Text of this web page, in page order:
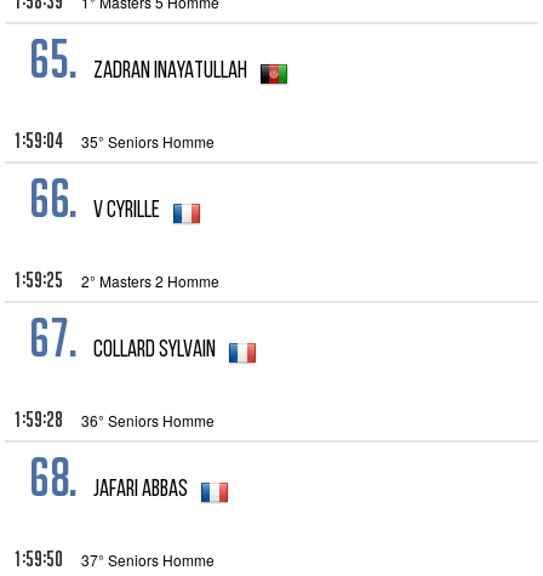
65. ZADRAN INAYATULLAH
1:59:04 35° Seniors Homme
66. V Cyrille
1:59:25 2° Masters 2 Homme
67. COLLARD Sylvain
1:59:28 36° Seniors Homme
68. JAFARI Abbas
1:59:50 37° Seniors Homme